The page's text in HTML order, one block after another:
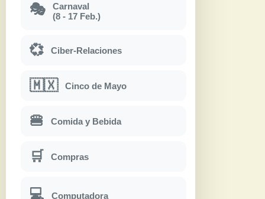
🎭
Carnaval
(8 - 17 Feb.)
💞 Ciber-Relaciones
🇲🇽 Cinco de Mayo
🍔 Comida y Bebida
🛒 Compras
💻 Computadora